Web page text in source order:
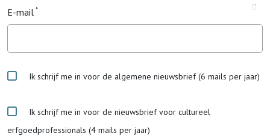
E-mail
Ik schrijf me in voor de algemene nieuwsbrief (6 mails per jaar)
Ik schrijf me in voor de nieuwsbrief voor cultureel
erfgoedprofessionals (4 mails per jaar)